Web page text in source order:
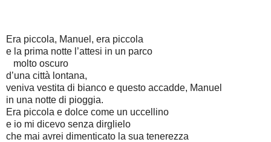
Era piccola, Manuel, era piccola
e la prima notte l’attesi in un parco
molto oscuro
d’una città lontana,
veniva vestita di bianco e questo accadde, Manuel
in una notte di pioggia.
Era piccola e dolce come un uccellino
e io mi dicevo senza dirglielo
che mai avrei dimenticato la sua tenerezza